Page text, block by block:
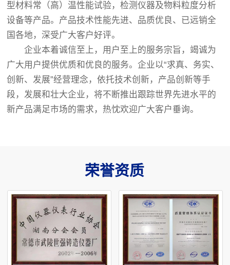
型材料常（高）温性能试验，检测仪器及物料粒度分析
设备等产品。产品技术性能先进、品质优良、已远销全
国各地，深受广大客户好评。
企业本着诚信至上，用户至上的服务宗旨，竭诚为
广大用户提供优质和优良的服务。企业以“求真、务实、
创新、发展”经营理念，依托技术创新，产品创新等手
段，发展和壮大企业，将不断推出跟踪世界先进水平的
新产品满足市场的需求，热忱欢迎广大客户垂询。
荣誉资质